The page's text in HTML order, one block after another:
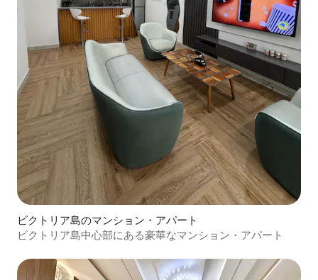
ビクトリア島のマンション・アパート
ビクトリア島中心部にある豪華なマンション・アパート